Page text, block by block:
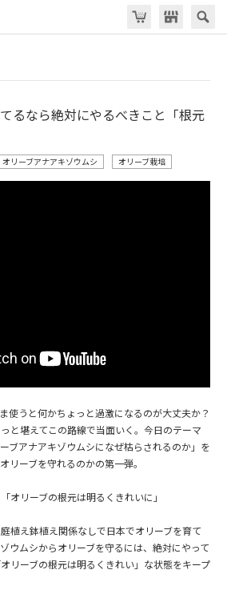
るなら絶対にやるべきこと「根元
オリーブアナアキゾウムシ オリーブ栽培
使うと何かちょっと過激になるのが大丈夫か？
と堪えてこの路線で当面いく。今日のテーマ
ブアナアキゾウムシになぜ枯らされるのか」を
リーブを守れるのかの第一弾。
オリーブの根元は明るくきれいに」
植え鉢植え関係なしで日本でオリーブを育て
ウムシからオリーブを守るには、絶対にやって
リーブの根元は明るくきれい」な状態をキープ